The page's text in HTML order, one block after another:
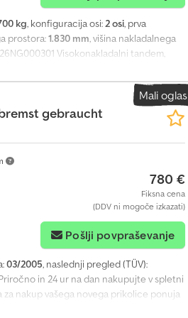
kg, konfiguracija osi:2 osi, prva
prostora:1.830 mm, višina nakladalnega
Visokonakladalni tandem,
z nizkim podvozjem, 4,01 m x 1,83 m,
napak in vmesne prodaje. Csdpfx Asym
Mali oglas
gebraucht
780 €
Fiksna cena
(DDV ni mogoče izkazati)
Pošlji povpraševanje
03/2005, naslednji pregled (TÜV):
in 24 ur na dan nakupujte v spletni
nakup vašega novega prikolice ponuja
Agszp Ebvjlea Stalno je na voljo več kot